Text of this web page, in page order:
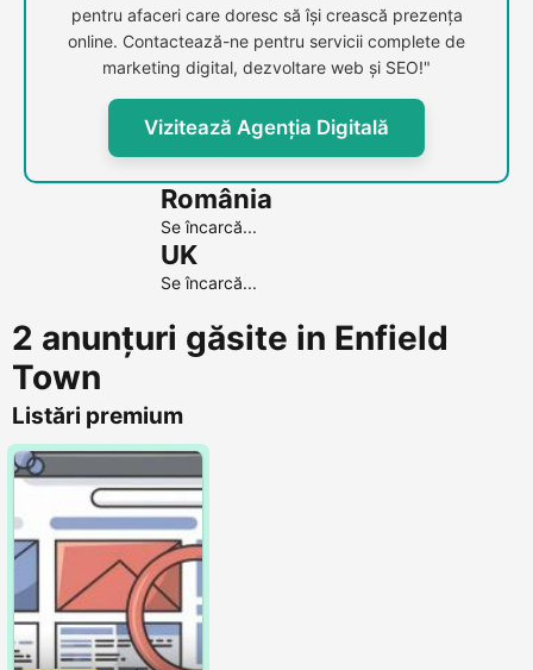
pentru afaceri care doresc să își crească prezența
online. Contactează-ne pentru servicii complete de
marketing digital, dezvoltare web și SEO!"
Vizitează Agenția Digitală
România
Se încarcă...
UK
Se încarcă...
2 anunțuri găsite in Enfield
Town
Listări premium